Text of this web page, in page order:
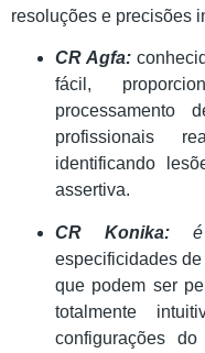
resoluções e precisões
CR Agfa:
fácil,
processamento
profissionais
identificando
assertiva.
CR Konika: é
especificidades
que podem ser
totalmente
configurações